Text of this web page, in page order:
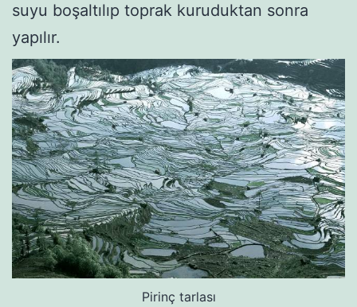
suyu boşaltılıp toprak kuruduktan sonra
yapılır.
Pirinç tarlası